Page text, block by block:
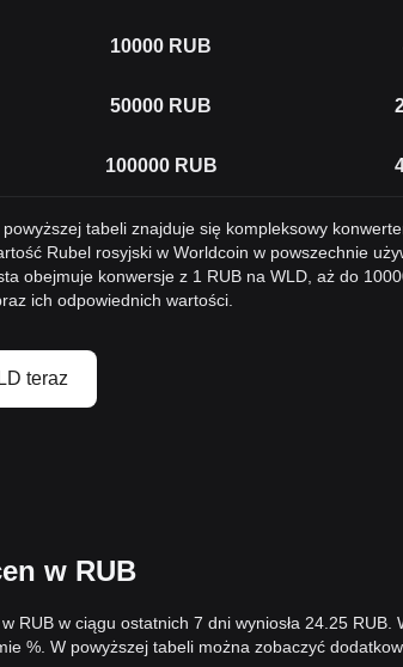
10000 RUB
50000 RUB
100000 RUB
powyższej tabeli znajduje się kompleksowy
Rubel rosyjski w Worldcoin w powszechnie
obejmuje konwersje z 1 RUB na WLD, aż do
ich odpowiednich wartości.
teraz
w RUB
RUB w ciągu ostatnich 7 dni wyniosła 24.25 RUB.
%. W powyższej tabeli można zobaczyć